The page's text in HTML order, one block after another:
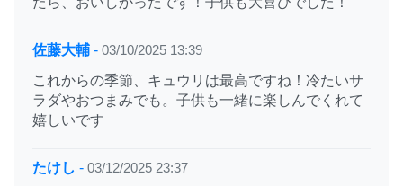
佐藤大輔 - 03/10/2025 13:39
これからの季節、キュウリは最高ですね！冷たいサ
ラダやおつまみでも。子供も一緒に楽しんでくれて
嬉しいです
たけし - 03/12/2025 23:37